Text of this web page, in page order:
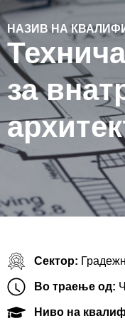
НАЗИВ НА
за
Сектор:
Во траење од:
Ниво на